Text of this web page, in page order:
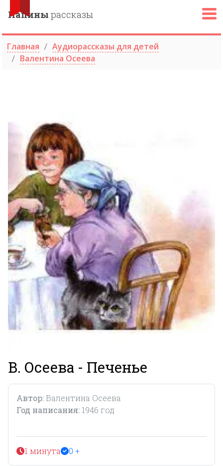
Папины рассказы
Главная
Аудиорассказы для детей
Валентина Осеева
В. Осеева - Печенье
Автор: Валентина Осеева
Год написания: 1946 год
1 минута 0 +